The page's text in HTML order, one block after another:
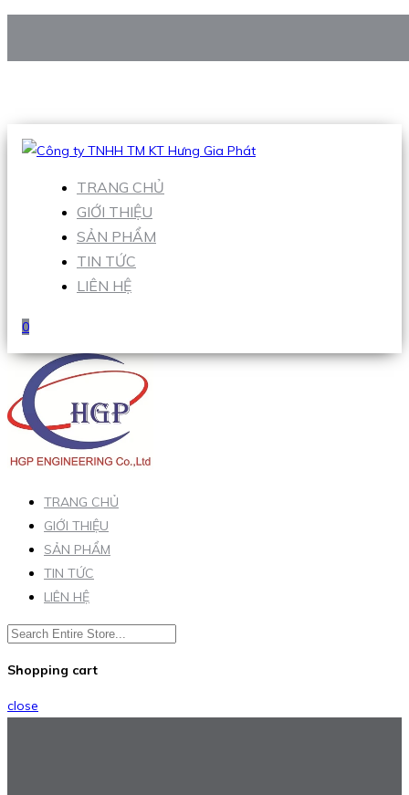
Hotline:0938 906 663
TRANG CHỦ
GIỚI THIỆU
SẢN PHẨM
TIN TỨC
LIÊN HỆ
0
TRANG CHỦ
GIỚI THIỆU
SẢN PHẨM
TIN TỨC
LIÊN HỆ
Shopping cart
close